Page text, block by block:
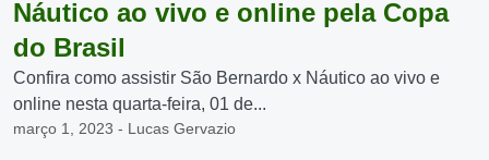
Náutico ao vivo e online pela Copa
do Brasil
Confira como assistir São Bernardo x Náutico ao vivo e
online nesta quarta-feira, 01 de...
março 1, 2023 - Lucas Gervazio